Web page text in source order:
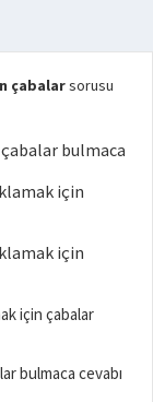
çabalarsorusu
bulmaca
için
için
için çabalar
bulmaca cevabı